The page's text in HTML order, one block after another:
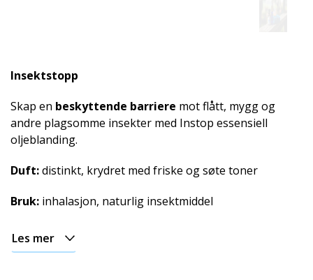
Insektstopp
Skap en beskyttende barriere mot flått, mygg og
andre plagsomme insekter med Instop essensiell
oljeblanding.
Duft:distinkt, krydret med friske og søte toner
Bruk: inhalasjon, naturlig insektmiddel
Les mer